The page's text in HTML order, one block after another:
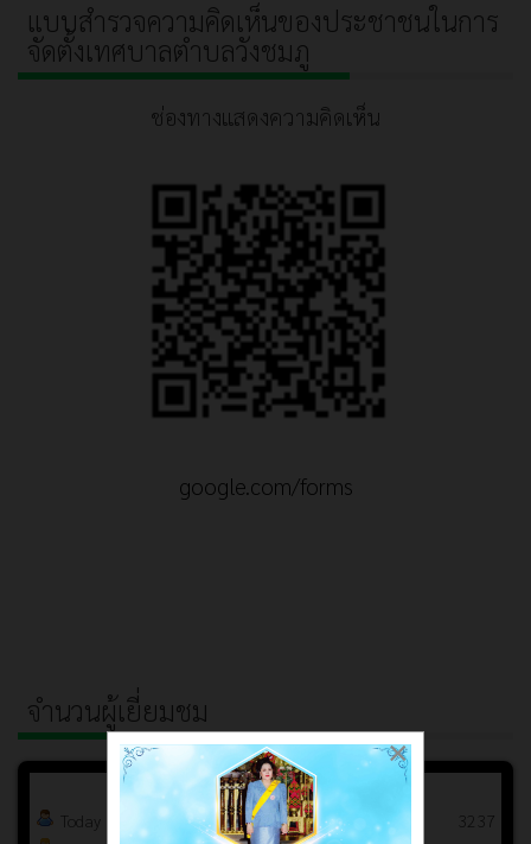
แบบสำรวจความคิดเห็นของประชาชนในการ
จัดตั้งเทศบาลตำบลวังชมภู
ช่องทางแสดงความคิดเห็น
google.com/forms
จำนวนผู้เยี่ยมชม
Today
3237
×